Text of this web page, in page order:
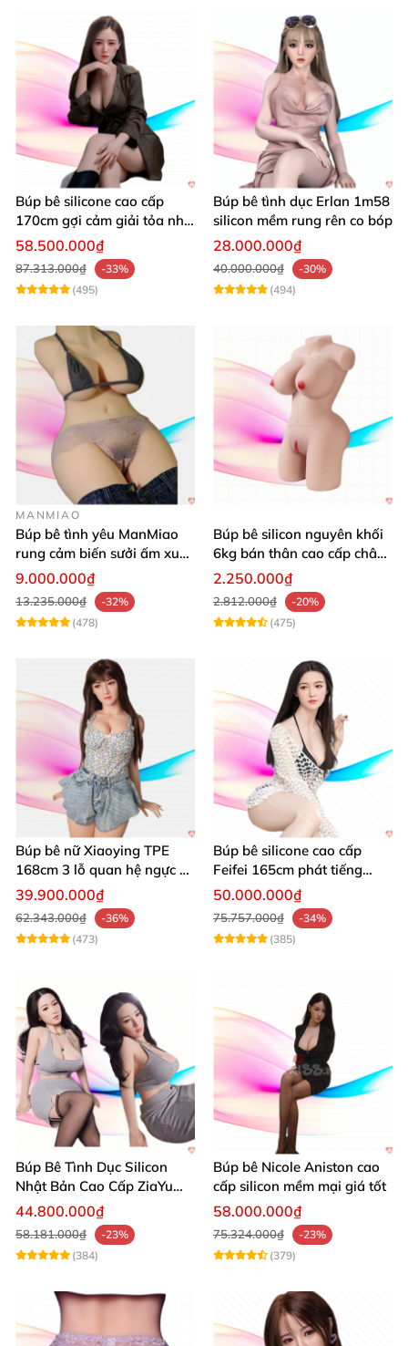
Búp bê silicone cao cấp
170cm gợi cảm giải tỏa nhu
cầu sinh lý
58.500.000₫
87.313.000₫
-33%
(495)
Búp bê tình dục Erlan 1m58
silicon mềm rung rên co bóp
28.000.000₫
40.000.000₫
-30%
(494)
MANMIAO
Búp bê tình yêu ManMiao
rung cảm biến sưởi ấm xuất
tinh siêu thực
9.000.000₫
13.235.000₫
-32%
(478)
Búp bê silicon nguyên khối
6kg bán thân cao cấp chân
thực giá tốt
2.250.000₫
2.812.000₫
-20%
(475)
Búp bê nữ Xiaoying TPE
168cm 3 lỗ quan hệ ngực F-
cup cao cấp cho nam
39.900.000₫
62.343.000₫
-36%
(473)
Búp bê silicone cao cấp
Feifei 165cm phát tiếng
chân thật mềm mại
50.000.000₫
75.757.000₫
-34%
(385)
Búp Bê Tình Dục Silicon
Nhật Bản Cao Cấp ZiaYu
Thật Như Đời
44.800.000₫
58.181.000₫
-23%
(384)
Búp bê Nicole Aniston cao
cấp silicon mềm mại giá tốt
58.000.000₫
75.324.000₫
-23%
(379)